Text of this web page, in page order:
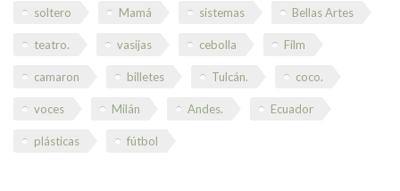
soltero Mamá sistemas Bellas Artes
teatro. vasijas cebolla Film
camaron billetes Tulcán. coco.
voces Milán Andes. Ecuador
plásticas fútbol